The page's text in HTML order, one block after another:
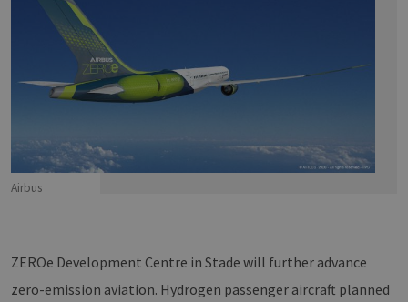
Airbus
ZEROe Development Centre in Stade will further advance
zero-emission aviation. Hydrogen passenger aircraft planned